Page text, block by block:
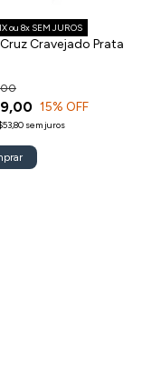
ou 8x SEM JUROS
Cravejado Prata
15% OFF
sem juros